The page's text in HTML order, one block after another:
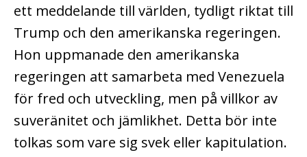
ett meddelande till världen, tydligt riktat till
Trump och den amerikanska regeringen.
Hon uppmanade den amerikanska
regeringen att samarbeta med Venezuela
för fred och utveckling, men på villkor av
suveränitet och jämlikhet. Detta bör inte
tolkas som vare sig svek eller kapitulation.